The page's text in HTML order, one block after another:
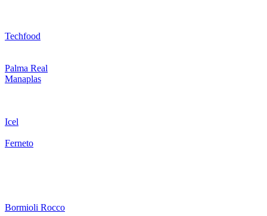
Techfood
Palma Real
Manaplas
Icel
Ferneto
Bormioli Rocco